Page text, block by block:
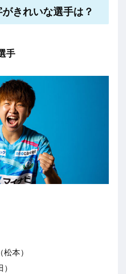
きれいな選手は？
手
本）